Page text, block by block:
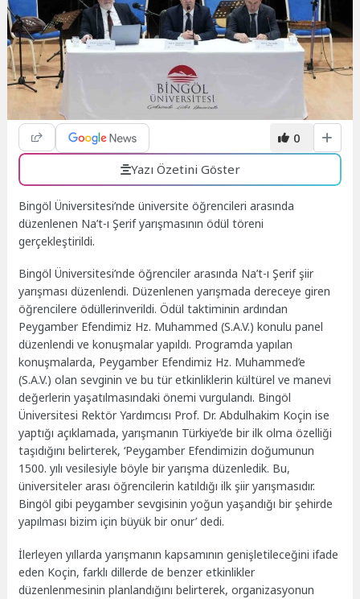
0
Yazı Özetini Göster
Bingöl Üniversitesi’nde üniversite öğrencileri arasında
düzenlenen Na’t-ı Şerif yarışmasının ödül töreni
gerçekleştirildi.
Bingöl Üniversitesi’nde öğrenciler arasında Na’t-ı Şerif şiir
yarışması düzenlendi. Düzenlenen yarışmada dereceye giren
öğrencilere ödüllerinverildi. Ödül taktiminin ardından
Peygamber Efendimiz Hz. Muhammed (S.A.V.) konulu panel
düzenlendi ve konuşmalar yapıldı. Programda yapılan
konuşmalarda, Peygamber Efendimiz Hz. Muhammed’e
(S.A.V.) olan sevginin ve bu tür etkinliklerin kültürel ve manevi
değerlerin yaşatılmasındaki önemi vurgulandı. Bingöl
Üniversitesi Rektör Yardımcısı Prof. Dr. Abdulhakim Koçin ise
yaptığı açıklamada, yarışmanın Türkiye’de bir ilk olma özelliği
taşıdığını belirterek, ‘Peygamber Efendimizin doğumunun
1500. yılı vesilesiyle böyle bir yarışma düzenledik. Bu,
üniversiteler arası öğrencilerin katıldığı ilk şiir yarışmasıdır.
Bingöl gibi peygamber sevgisinin yoğun yaşandığı bir şehirde
yapılması bizim için büyük bir onur’ dedi.
İlerleyen yıllarda yarışmanın kapsamının genişletileceğini ifade
eden Koçin, farklı dillerde de benzer etkinlikler
düzenlenmesinin planlandığını belirterek, organizasyonun